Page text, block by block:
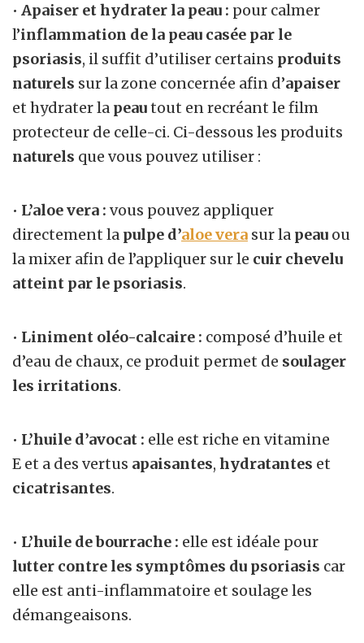
• Apaiser et hydrater la peau : pour calmer
l’inflammation de la peau casée par le
psoriasis, il suffit d’utiliser certains produits
naturels sur la zone concernée afin d’apaiser
et hydrater la peautout en recréant le film
protecteur de celle-ci. Ci-dessous les produits
naturels que vous pouvez utiliser :
• L’aloe vera : vous pouvez appliquer
directement la pulpe d’aloe vera sur la peau ou
la mixer afin de l’appliquer sur le cuir chevelu
atteint par le psoriasis.
• Liniment oléo-calcaire : composé d’huile et
d’eau de chaux, ce produit permet de soulager
les irritations.
• L’huile d’avocat : elle est riche en vitamine
E et a des vertus apaisantes, hydratantes et
cicatrisantes.
• L’huile de bourrache : elle est idéale pour
lutter contre les symptômes du psoriasis car
elle est anti-inflammatoire et soulage les
démangeaisons.